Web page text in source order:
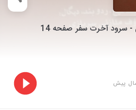
سرود آخرت سفر صفحه 14